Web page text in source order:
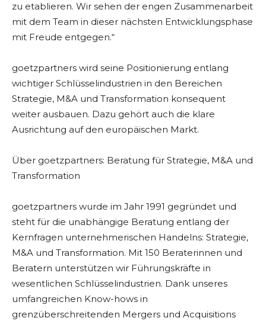
zu etablieren. Wir sehen der engen Zusammenarbeit
mit dem Team in dieser nächsten Entwicklungsphase
mit Freude entgegen.“
goetzpartners wird seine Positionierung entlang
wichtiger Schlüsselindustrien in den Bereichen
Strategie, M&A und Transformation konsequent
weiter ausbauen. Dazu gehört auch die klare
Ausrichtung auf den europäischen Markt.
Über goetzpartners: Beratung für Strategie, M&A und
Transformation
goetzpartners wurde im Jahr 1991 gegründet und
steht für die unabhängige Beratung entlang der
Kernfragen unternehmerischen Handelns: Strategie,
M&A und Transformation. Mit 150 Beraterinnen und
Beratern unterstützen wir Führungskräfte in
wesentlichen Schlüsselindustrien. Dank unseres
umfangreichen Know-hows in
grenzüberschreitenden Mergers und Acquisitions